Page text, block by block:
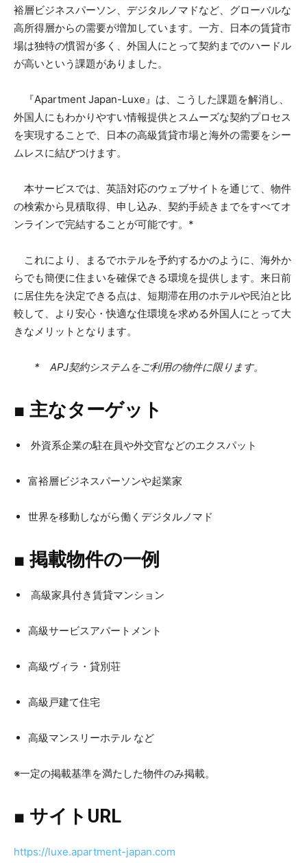
裕層ビジネスパーソン、デジタルノマドなど、グローバルな
高所得層からの需要が増加しています。一方、日本の賃貸市
場は独特の慣習が多く、外国人にとって契約までのハードル
が高いという課題がありました。
『Apartment Japan-Luxe』は、こうした課題を解消し、
外国人にもわかりやすい情報提供とスムーズな契約プロセス
を実現することで、日本の高級賃貸市場と海外の需要をシー
ムレスに結びつけます。
本サービスでは、英語対応のウェブサイトを通じて、物件
の検索から見積取得、申し込み、契約手続きまでをすべてオ
ンラインで完結することが可能です。*
これにより、まるでホテルを予約するかのように、海外か
らでも簡便に住まいを確保できる環境を提供します。来日前
に居住先を決定できる点は、短期滞在用のホテルや民泊と比
較して、より安心・快適な住環境を求める外国人にとって大
きなメリットとなります。
* APJ契約システムをご利用の物件に限ります。
■ 主なターゲット
外資系企業の駐在員や外交官などのエクスパット
富裕層ビジネスパーソンや起業家
世界を移動しながら働くデジタルノマド
■ 掲載物件の一例
高級家具付き賃貸マンション
高級サービスアパートメント
高級ヴィラ・貸別荘
高級戸建て住宅
高級マンスリーホテル など
※一定の掲載基準を満たした物件のみ掲載。
■ サイトURL
https://luxe.apartment-japan.com